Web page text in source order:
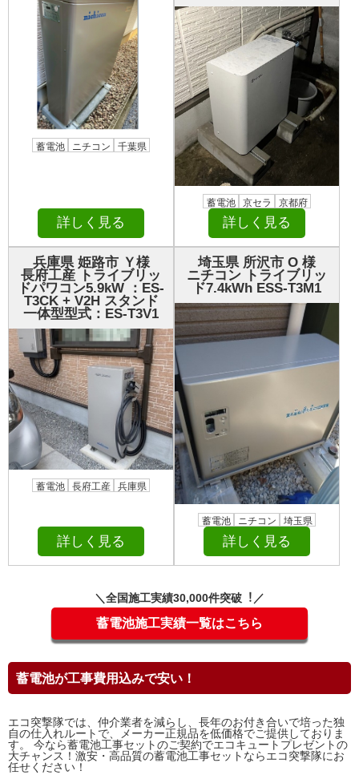
蓄電池 ニチコン 千葉県
詳しく見る
蓄電池 京セラ 京都府
詳しく見る
兵庫県 姫路市 Ｙ様
長府工産 トライブリッ
ドパワコン5.9kW ：ES-
T3CK + V2H スタンド
一体型型式：ES-T3V1
蓄電池 長府工産 兵庫県
詳しく見る
埼玉県 所沢市 О 様
ニチコン トライブリッ
ド7.4kWh ESS-T3M1
蓄電池 ニチコン 埼玉県
詳しく見る
＼全国施⼯実績30,000件突破︕／
蓄電池施工実績一覧はこちら
蓄電池が工事費用込みで安い！
エコ突撃隊では、仲介業者を減らし、長年のお付き合いで培った独
自の仕入れルートで、メーカー正規品を低価格でご提供しておりま
す。 今なら蓄電池工事セットのご契約でエコキュートプレゼントの
大チャンス！激安・高品質の蓄電池工事セットならエコ突撃隊にお
任せください！